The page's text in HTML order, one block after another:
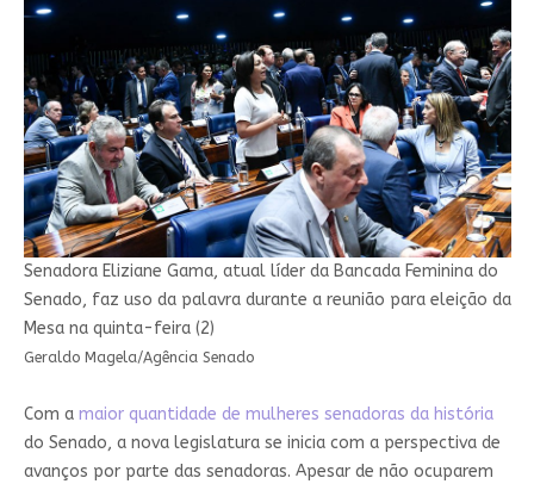
Senadora Eliziane Gama, atual líder da Bancada Feminina do
Senado, faz uso da palavra durante a reunião para eleição da
Mesa na quinta-feira (2)
Geraldo Magela/Agência Senado
Com a maior quantidade de mulheres senadoras da história
do Senado, a nova legislatura se inicia com a perspectiva de
avanços por parte das senadoras. Apesar de não ocuparem